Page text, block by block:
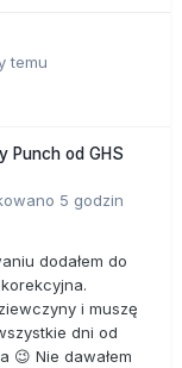
temu
Punch od GHS
5 godzin
dodałem do
i muszę
dni od
😉 Nie dawałem